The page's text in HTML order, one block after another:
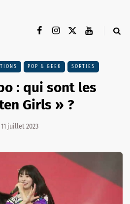
POP & GEEK SORTIES
: qui sont les
Girls » ?
11 juillet 2023